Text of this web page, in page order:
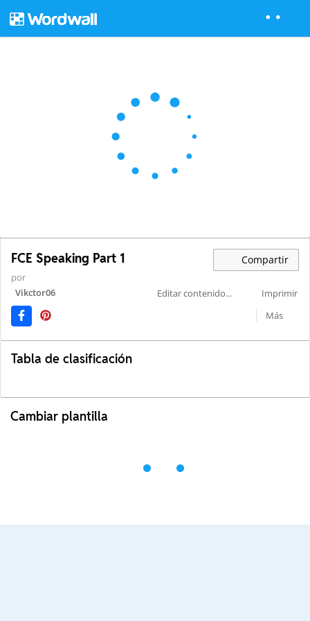
FCE Speaking Part 1 Compartir
por
Vikctor06
Editar contenido...
Imprimir
Más
Tabla de clasificación
Cambiar plantilla